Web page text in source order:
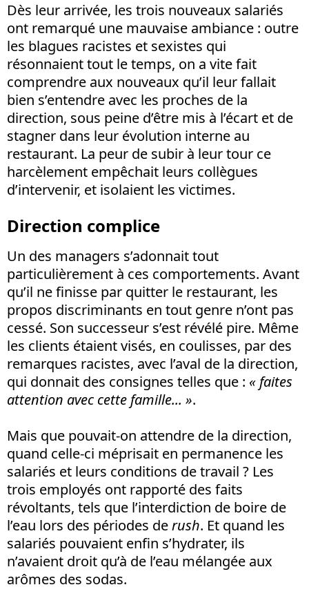
Dès leur arrivée, les trois nouveaux salariés
ont remarqué une mauvaise ambiance : outre
les blagues racistes et sexistes qui
résonnaient tout le temps, on a vite fait
comprendre aux nouveaux qu’il leur fallait
bien s’entendre avec les proches de la
direction, sous peine d’être mis à l’écart et de
stagner dans leur évolution interne au
restaurant. La peur de subir à leur tour ce
harcèlement empêchait leurs collègues
d’intervenir, et isolaient les victimes.
Direction complice
Un des managers s’adonnait tout
particulièrement à ces comportements. Avant
qu’il ne finisse par quitter le restaurant, les
propos discriminants en tout genre n’ont pas
cessé. Son successeur s’est révélé pire. Même
les clients étaient visés, en coulisses, par des
remarques racistes, avec l’aval de la direction,
qui donnait des consignes telles que : « faites
attention avec cette famille... ».
Mais que pouvait-on attendre de la direction,
quand celle-ci méprisait en permanence les
salariés et leurs conditions de travail ? Les
trois employés ont rapporté des faits
révoltants, tels que l’interdiction de boire de
l’eau lors des périodes derush. Et quand les
salariés pouvaient enfin s’hydrater, ils
n’avaient droit qu’à de l’eau mélangée aux
arômes des sodas.